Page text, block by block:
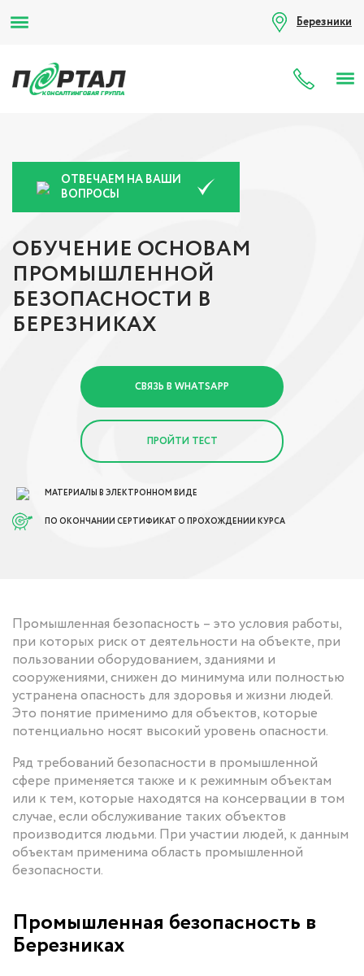
Березники
8
ОТВЕЧАЕМ НА ВАШИ
ВОПРОСЫ
ОБУЧЕНИЕ ОСНОВАМ
ПРОМЫШЛЕННОЙ
БЕЗОПАСНОСТИ В
БЕРЕЗНИКАХ
СВЯЗЬ В WHATSAPP
ПРОЙТИ ТЕСТ
МАТЕРИАЛЫ В ЭЛЕКТРОННОМ ВИДЕ
ПО ОКОНЧАНИИ СЕРТИФИКАТ О ПРОХОЖДЕНИИ КУРСА
Промышленная безопасность – это условия работы,
при которых риск от деятельности на объекте, при
пользовании оборудованием, зданиями и
сооружениями, снижен до минимума или полностью
устранена опасность для здоровья и жизни людей.
Это понятие применимо для объектов, которые
потенциально носят высокий уровень опасности.
Ряд требований безопасности в промышленной
сфере применяется также и к режимным объектам
или к тем, которые находятся на консервации в том
случае, если обслуживание таких объектов
производится людьми. При участии людей, к данным
объектам применима область промышленной
безопасности.
Промышленная безопасность в
Березниках